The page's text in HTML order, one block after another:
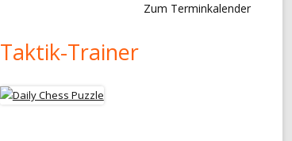
Zum Terminkalender
Taktik-Trainer